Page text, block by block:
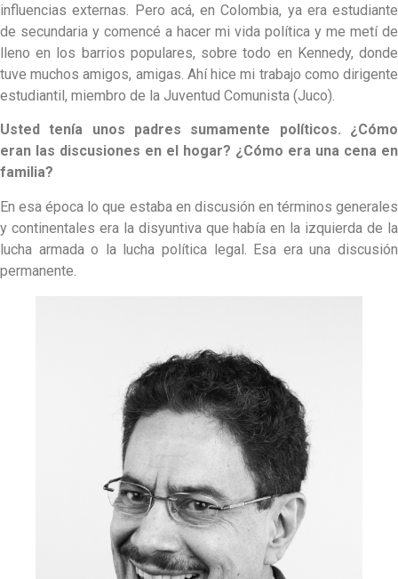
influencias externas. Pero acá, en Colombia, ya era estudiante
de secundaria y comencé a hacer mi vida política y me metí de
lleno en los barrios populares, sobre todo en Kennedy, donde
tuve muchos amigos, amigas. Ahí hice mi trabajo como dirigente
estudiantil, miembro de la Juventud Comunista (Juco).
Usted tenía unos padres sumamente políticos. ¿Cómo
eran las discusiones en el hogar? ¿Cómo era una cena en
familia?
En esa época lo que estaba en discusión en términos generales
y continentales era la disyuntiva que había en la izquierda de la
lucha armada o la lucha política legal. Esa era una discusión
permanente.